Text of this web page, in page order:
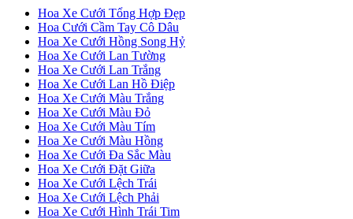
Hoa Xe Cưới Tổng Hợp Đẹp
Hoa Cưới Cầm Tay Cô Dâu
Hoa Xe Cưới Hồng Song Hỷ
Hoa Xe Cưới Lan Tường
Hoa Xe Cưới Lan Trắng
Hoa Xe Cưới Lan Hồ Điệp
Hoa Xe Cưới Màu Trắng
Hoa Xe Cưới Màu Đỏ
Hoa Xe Cưới Màu Tím
Hoa Xe Cưới Màu Hồng
Hoa Xe Cưới Đa Sắc Màu
Hoa Xe Cưới Đặt Giữa
Hoa Xe Cưới Lệch Trái
Hoa Xe Cưới Lệch Phải
Hoa Xe Cưới Hình Trái Tim